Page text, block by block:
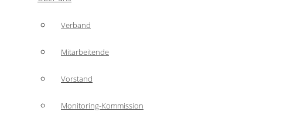
Verband
Mitarbeitende
Vorstand
Monitoring-Kommission